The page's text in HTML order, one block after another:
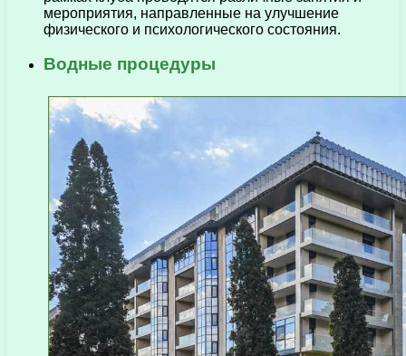
мероприятия, направленные на улучшение
физического и психологического состояния.
Водные процедуры